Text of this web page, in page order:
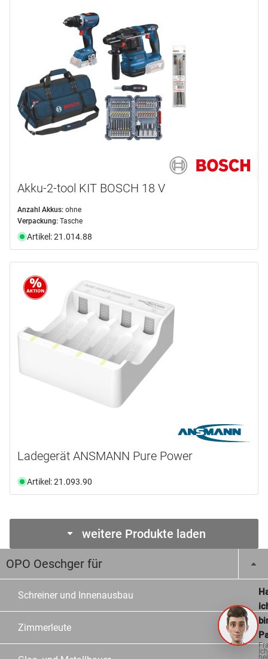
Akku-2-tool KIT BOSCH 18 V
Anzahl Akkus: ohne
Verpackung: Tasche
Artikel: 21.014.88
Ladegerät ANSMANN Pure Power
Artikel: 21.093.90
weitere Produkte laden
OPO Oeschger für
Schreiner und Innenausbau
Zimmerleute
Ich